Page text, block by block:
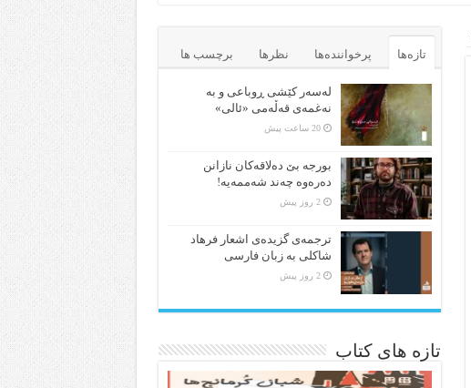
تازه‌ها پرخواننده‌ها نظرها برچسب ها
لەسەر کێشی ڕوباعی و به
نەغمەی قەڵەمی «ئالی»
20 ساعت پیش
بورجە بێ دەلاقەکان نازانن
دەرەوە چەند شەممەیە!
2 روز پیش
ترجمه‌ی گزیده‌‌ی اشعار فرهاد
شاکلی به زبان فارسی
2 روز پیش
تازه های کتاب